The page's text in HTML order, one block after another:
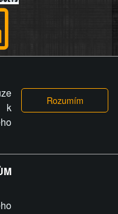
opatření provozovatele
fotografii nebo video na
fotografie, videa nebo
uplatnit vůči
náhradu škody nebo
zvrácenej. To jen
k